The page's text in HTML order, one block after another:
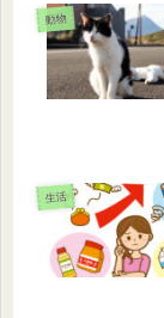
動物
生活